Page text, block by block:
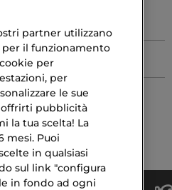
Crema
Esfoliante
partner utilizzano
per il funzionamento
per
per
le sue
pubblicità
la tua scelta! La
mesi. Puoi
in qualsiasi
sul link "configura
in fondo ad ogni